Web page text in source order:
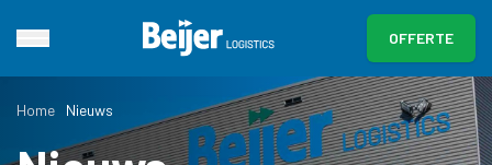
OFFERTE
Home Nieuws